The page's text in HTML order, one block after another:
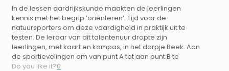
In de lessen aardrijkskunde maakten de leerlingen
kennis met het begrip ‘oriënteren’. Tijd voor de
natuursporters om deze vaardigheid in praktijk uit te
testen. De leraar van dit talentenuur dropte zijn
leerlingen, met kaart en kompas, in het dorpje Beek. Aan
de sportievelingen om van punt A tot aan punt B te
Do you like it?0